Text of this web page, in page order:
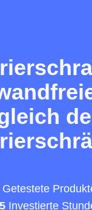
Getestete
Investierte